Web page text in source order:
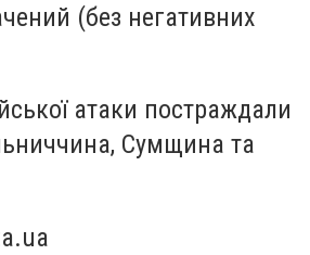
(без негативних
атаки постраждали
Сумщина та